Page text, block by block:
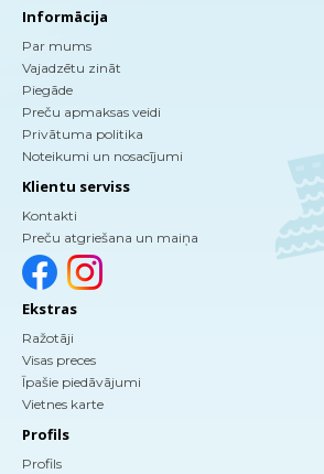
Informācija
Par mums
Vajadzētu zināt
Piegāde
Preču apmaksas veidi
Privātuma politika
Noteikumi un nosacījumi
Klientu serviss
Kontakti
Preču atgriešana un maiņa
Ekstras
Ražotāji
Visas preces
Īpašie piedāvājumi
Vietnes karte
Profils
Profils